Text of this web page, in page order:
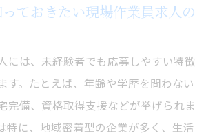
ておきたい現場作業員求人の
には、未経験者でも応募しやすい特徴
す。たとえば、年齢や学歴を問わない
完備、資格取得支援などが挙げられま
特に、地域密着型の企業が多く、生活